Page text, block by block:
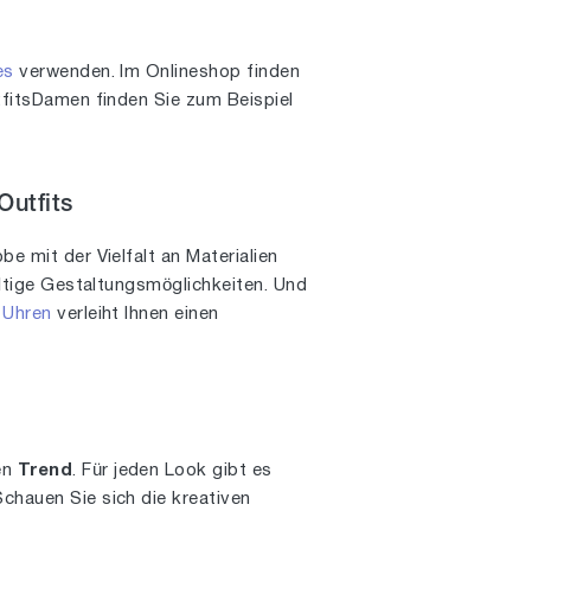
verwenden. Im Onlineshop finden
finden Sie zum Beispiel
mit der Vielfalt an Materialien
Gestaltungsmöglichkeiten. Und
Uhren verleiht Ihnen einen
Trend. Für jeden Look gibt es
Sie sich die kreativen